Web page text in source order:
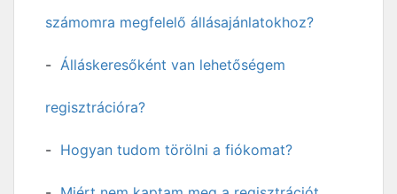
számomra megfelelő állásajánlatokhoz?
Álláskeresőként van lehetőségem
regisztrációra?
Hogyan tudom törölni a fiókomat?